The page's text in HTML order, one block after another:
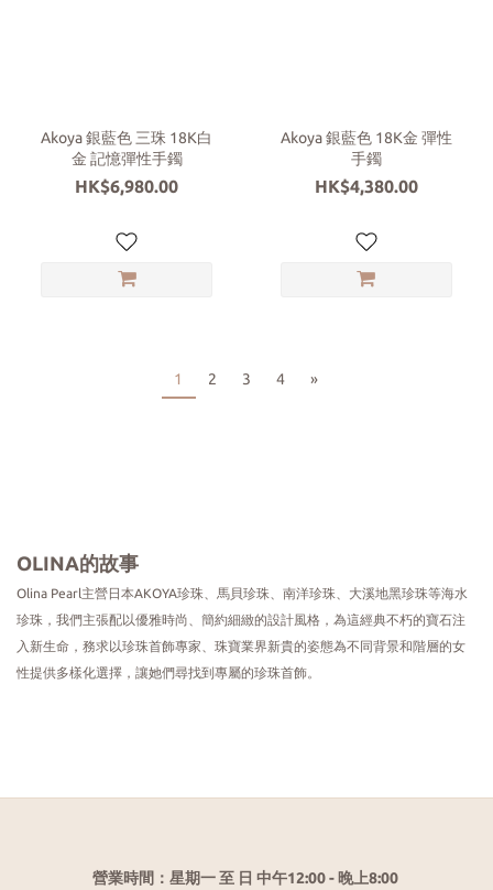
Akoya 銀藍色 三珠 18K白
金 記憶彈性手鐲
HK$6,980.00
Akoya 銀藍色 18K金 彈性
手鐲
HK$4,380.00
1 2 3 4 »
OLINA的故事
Olina Pearl主營日本AKOYA珍珠、馬貝珍珠 南洋珍珠
大溪地黑珍珠等海水
珍珠，我們主張配以優雅時尚、簡約細緻的設計風格，為這經典不朽的寶石注
入新生命，務求以珍珠首飾專家、 珠寶業界新貴的姿態為不同背景和階層的女
性提供多樣化選擇，讓她們尋找到專屬的珍珠首飾。
營業時間：星期一 至 日 中午12:00 - 晚上8:00